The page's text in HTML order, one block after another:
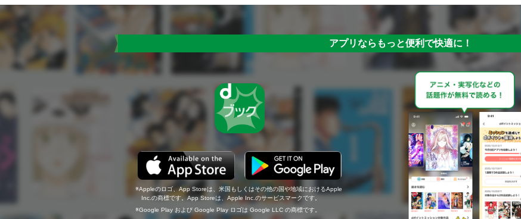
アプリならもっと便利で快適に！
Appleのロゴ、App Storeは、米国もしくはその他の国や地域におけるApple
Inc.の商標です。App Storeは、Apple Inc.のサービスマークです。
Google Play および Google Play ロゴは Google LLC の商標です。